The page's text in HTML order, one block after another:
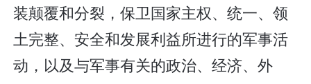
装颠覆和分裂，保卫国家主权、统一、领
土完整、安全和发展利益所进行的军事活
动，以及与军事有关的政治、经济、外